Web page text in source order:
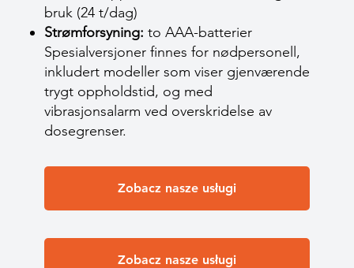
bruk (24 t/dag)
Strømforsyning: to AAA-batterier
Spesialversjoner finnes for nødpersonell,
inkludert modeller som viser gjenværende
trygt oppholdstid, og med
vibrasjonsalarm ved overskridelse av
dosegrenser.
Zobacz nasze usługi
Zobacz nasze usługi